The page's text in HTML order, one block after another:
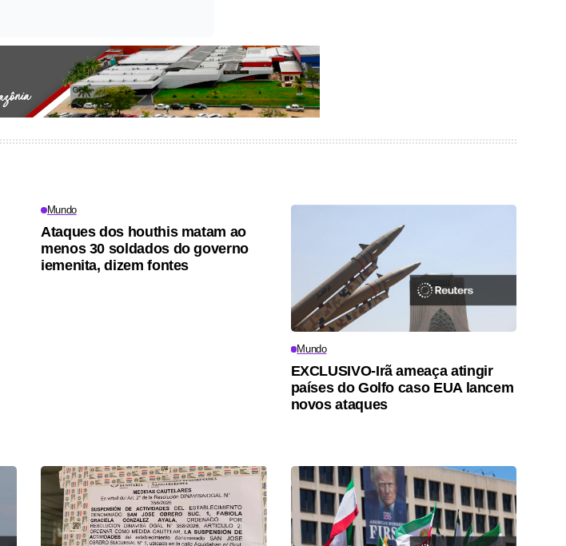
Mundo
Ataques dos houthis matam ao
menos 30 soldados do governo
iemenita, dizem fontes
Mundo
EXCLUSIVO-Irã ameaça atingir
países do Golfo caso EUA lancem
novos ataques